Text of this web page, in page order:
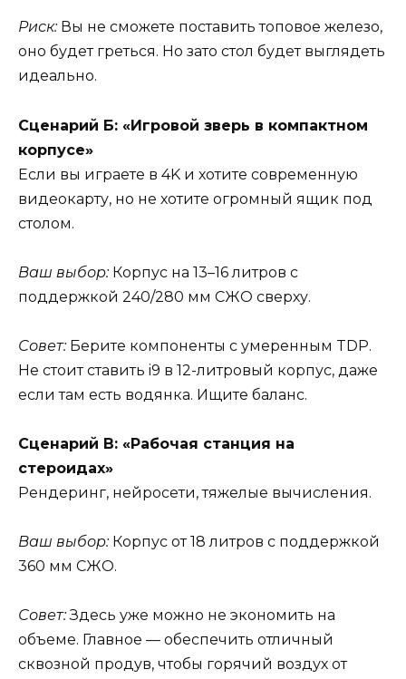
Риск:Вы не сможете поставить топовое железо,
оно будет греться. Но зато стол будет выглядеть
идеально.
Сценарий Б: «Игровой зверь в компактном
корпусе»
Если вы играете в 4K и хотите современную
видеокарту, но не хотите огромный ящик под
столом.
Ваш выбор:Корпус на 13–16 литров с
поддержкой 240/280 мм СЖО сверху.
Совет:Берите компоненты с умеренным TDP.
Не стоит ставить i9 в 12-литровый корпус, даже
если там есть водянка. Ищите баланс.
Сценарий В: «Рабочая станция на
стероидах»
Рендеринг, нейросети, тяжелые вычисления.
Ваш выбор:Корпус от 18 литров с поддержкой
360 мм СЖО.
Совет:Здесь уже можно не экономить на
объеме. Главное — обеспечить отличный
сквозной продув, чтобы горячий воздух от